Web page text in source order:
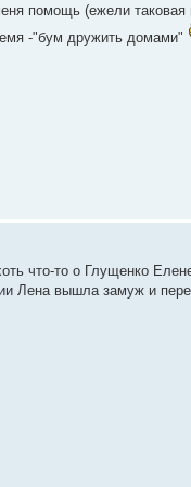
помощь (ежели
-"бум дружить домами"
что-то о Глущенко
вышла замуж и